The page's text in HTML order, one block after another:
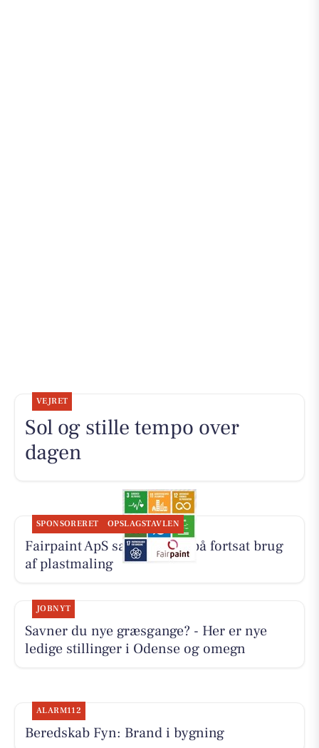
VEJRET
Sol og stille tempo over
dagen
SPONSORERET OPSLAGSTAVLEN
Fairpaint ApS sætter fokus på fortsat brug
af plastmaling
JOBNYT
Savner du nye græsgange? - Her er nye
ledige stillinger i Odense og omegn
ALARM112
Beredskab Fyn: Brand i bygning